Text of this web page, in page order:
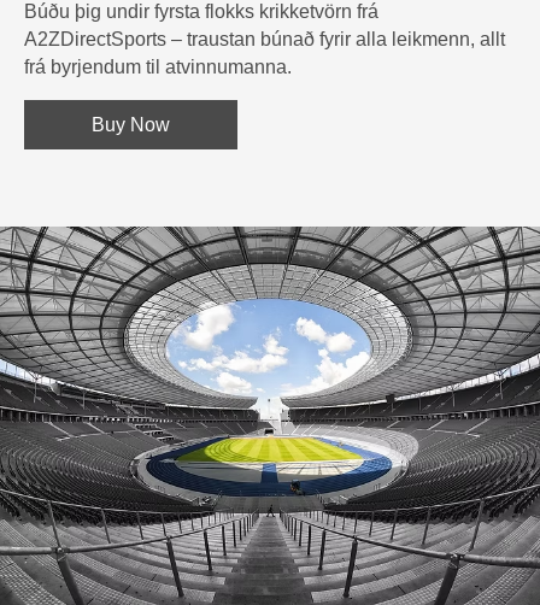
Búðu þig undir fyrsta flokks krikketvörn frá
A2ZDirectSports – traustan búnað fyrir alla leikmenn, allt
frá byrjendum til atvinnumanna.
Buy Now